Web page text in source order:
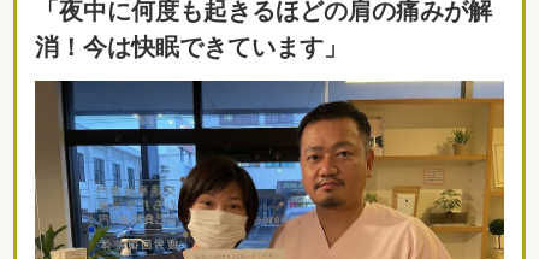
「夜中に何度も起きるほどの肩の痛みが解
消！今は快眠できています」